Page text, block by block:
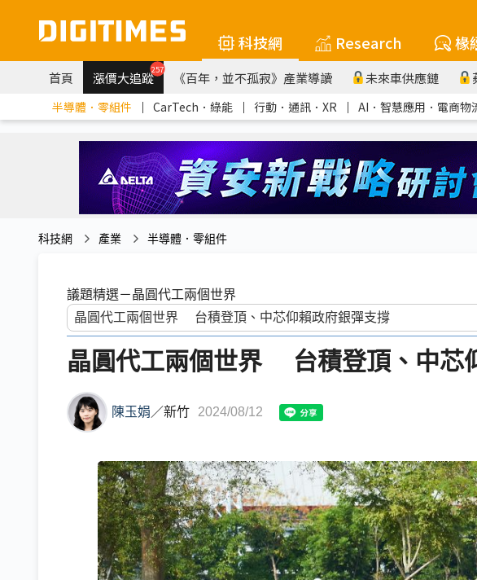
科技網 Research 椽
首頁 漲價大追蹤257 《百年，並不孤寂》產業導讀 未來車供應鏈
半導體．零組件 ｜ CarTech．綠能 ｜ 行動．通訊．XR ｜ AI．智慧應用．電商物
科技網 產業 半導體．零組件
議題精選－晶圓代工兩個世界
晶圓代工兩個世界 台積登頂、中芯
陳玉娟 ／新竹 2024/08/12